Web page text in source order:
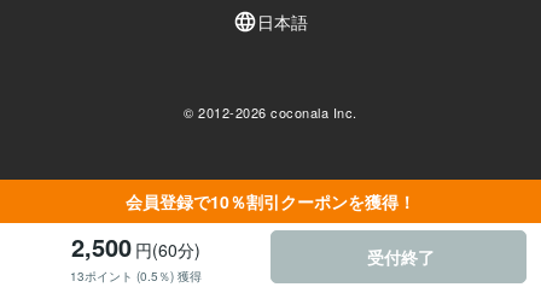
会員登録で10％割引クーポンを獲得！
2,500 円(60分)
13ポイント (0.5％) 獲得
受付終了